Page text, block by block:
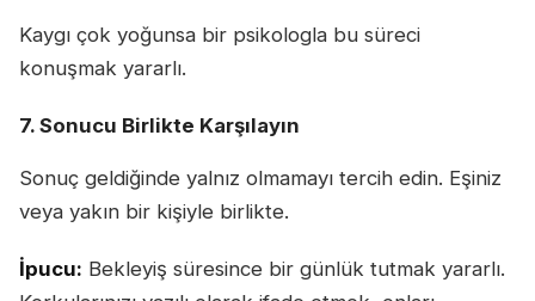
Kaygı çok yoğunsa bir psikologla bu süreci
konuşmak yararlı.
7. Sonucu Birlikte Karşılayın
Sonuç geldiğinde yalnız olmamayı tercih edin. Eşiniz
veya yakın bir kişiyle birlikte.
İpucu: Bekleyiş süresince bir günlük tutmak yararlı.